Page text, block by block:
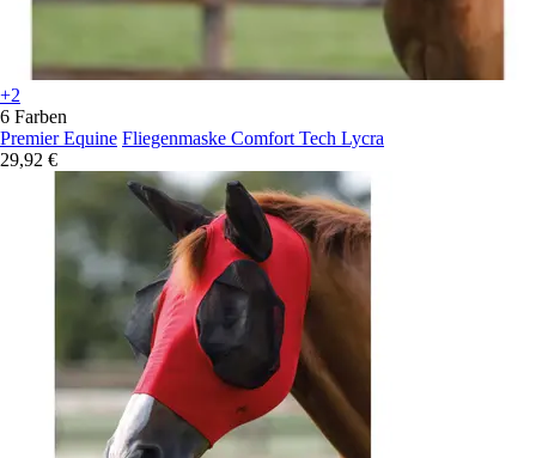
+2
6 Farben
Premier Equine Fliegenmaske Comfort Tech Lycra
29,92 €